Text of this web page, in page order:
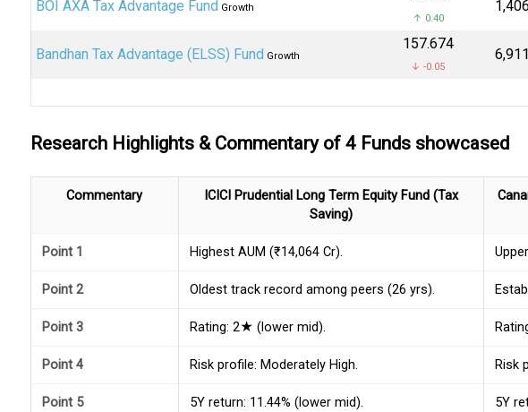
BOI AXA Tax Advantage Fund Growth
↑ 0.40
₹1,406
Bandhan Tax Advantage (ELSS) Fund Growth
₹157.674
↓ -0.05
₹6,911
Research Highlights & Commentary of 4 Funds showcased
Commentary
ICICI Prudential Long Term Equity Fund (Tax
Saving)
Point 1 Highest AUM (₹14,064 Cr).
Point 2 Oldest track record among peers (26 yrs).
Point 3 Rating: 2★ (lower mid).
Point 4 Risk profile: Moderately High. Risk
Point 5 5Y return: 11.44% (lower mid).
5Y